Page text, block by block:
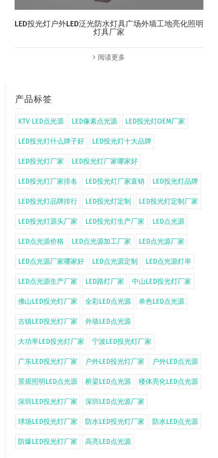
LED投光灯户外LED泛光防水灯具广场外墙工地亮化照明
灯具厂家
阅读更多
产品标签
KTV LED点光源 LED像素点光源 LED投光灯OEM厂家
LED投光灯什么牌子好 LED投光灯十大品牌
LED投光灯厂家 LED投光灯厂家哪家好
LED投光灯厂家排名 LED投光灯厂家直销 LED投光灯品牌
LED投光灯品牌排行 LED投光灯定制 LED投光灯定制厂家
LED投光灯源头厂家 LED投光灯生产厂家 LED点光源
LED点光源价格 LED点光源加工厂家 LED点光源厂家
LED点光源厂家哪家好 LED点光源定制 LED点光源灯串
LED点光源生产厂家 LED路灯厂家 中山LED投光灯厂家
佛山LED投光灯厂家 全彩LED点光源 单色LED点光源
古镇LED投光灯厂家 外墙LED点光源
大功率LED投光灯厂家 宁波LED投光灯厂家
广东LED投光灯厂家 户外LED投光灯厂家 户外LED点光源
景观照明LED点光源 桥梁LED点光源 楼体亮化LED点光源
深圳LED投光灯厂家 深圳LED点光源厂家
球场LED投光灯厂家 防水LED投光灯厂家 防水LED点光源
防爆LED投光灯厂家 高亮LED点光源